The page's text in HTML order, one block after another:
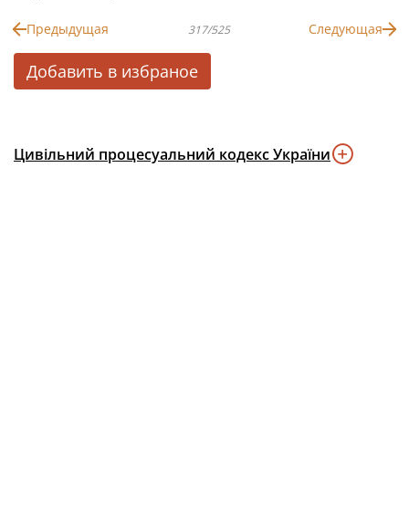
Предыдущая 317/525 Следующая
Добавить в избраное
Цивільний процесуальний кодекс України